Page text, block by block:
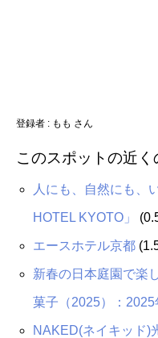
登録者 : もも さん
このスポットの近く
人にも、自然にも、
HOTEL KYOTO」
エースホテル京都
新春の日本庭園で楽
菓子（2025）：2025
NAKED(ネイキッド)